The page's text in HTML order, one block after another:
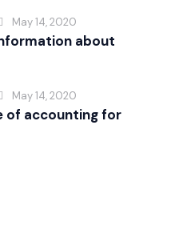
May 14, 2020
about
May 14, 2020
of accounting for